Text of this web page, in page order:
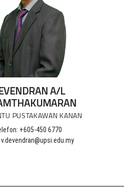
A/L
PUSTAKAWAN KANAN
+605-450 6770
v.devendran@upsi.edu.my